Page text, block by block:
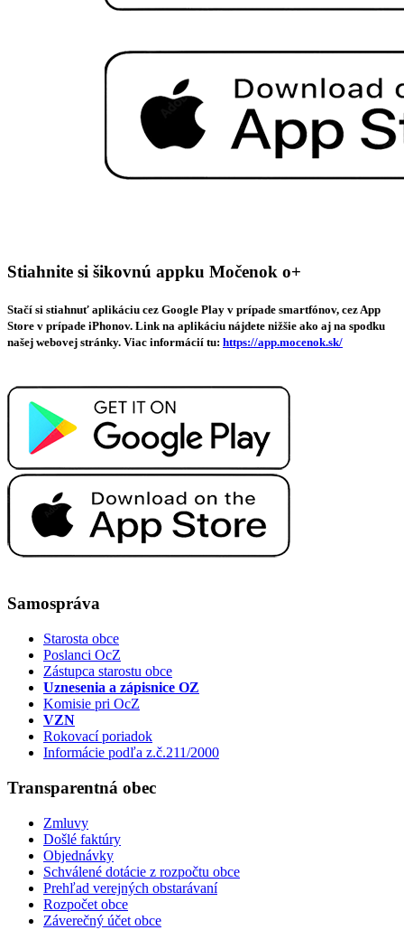
Stiahnite si šikovnú appku Močenok o+
Stačí si stiahnuť aplikáciu cez Google Play v prípade smartfónov, cez App
Store v prípade iPhonov. Link na aplikáciu nájdete nižšie ako aj na spodku
našej webovej stránky. Viac informácií tu: https://app.mocenok.sk/
Samospráva
Starosta obce
Poslanci OcZ
Zástupca starostu obce
Uznesenia a zápisnice OZ
Komisie pri OcZ
VZN
Rokovací poriadok
Informácie podľa z.č.211/2000
Transparentná obec
Zmluvy
Došlé faktúry
Objednávky
Schválené dotácie z rozpočtu obce
Prehľad verejných obstarávaní
Rozpočet obce
Záverečný účet obce